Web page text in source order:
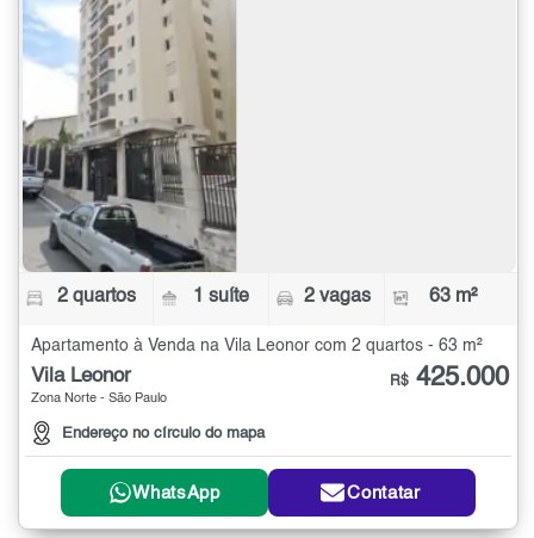
2 quartos 1 suíte 2 vagas 63 m²
Apartamento à Venda na Vila Leonor com 2 quartos - 63 m²
Vila Leonor
Zona Norte - São Paulo
Endereço no círculo do mapa
R$ 425.000
WhatsApp Contatar